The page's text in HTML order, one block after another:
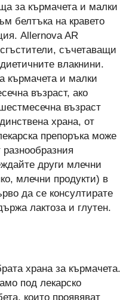
за кърмачета и малки
белтъка на кравето
Allernova AR
съчетаващи
влакнини.
кърмачета и малки
възраст, ако
възраст
храна, от
препоръка може
разнообразния
други млечни
млечни продукти) в
да се консултирате
лактоза и глутен.
храна за кърмачета.
под лекарско
които проявяват